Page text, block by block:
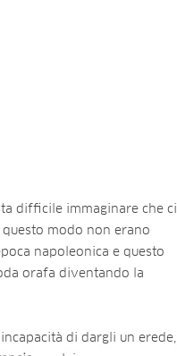
difficile immaginare che ci
modo non erano
napoleonica e questo
orafa diventando la
di dargli un erede,